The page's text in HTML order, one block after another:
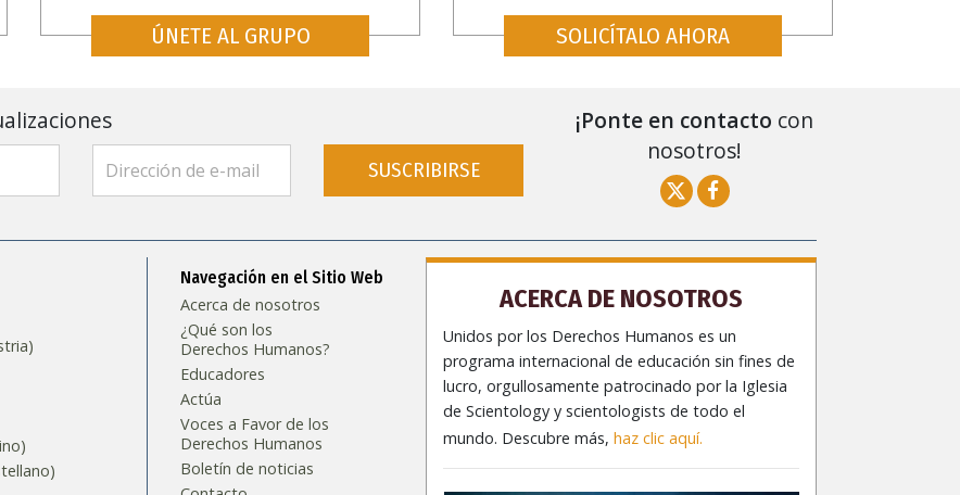
ÚNETE AL GRUPO SOLICÍTALO AHORA
SUSCRIBIRSE
¡Ponte en contacto con
nosotros!
Navegación en el Sitio Web
Acerca de nosotros
¿Qué son los
Derechos Humanos?
Educadores
Actúa
Voces a Favor de los
Derechos Humanos
Boletín de noticias
ACERCA DE NOSOTROS
Unidos por los Derechos Humanos es un
programa internacional de educación sin fines de
lucro, orgullosamente patrocinado por la Iglesia
de Scientology y scientologists de todo el
mundo. Descubre más,haz clic aquí.